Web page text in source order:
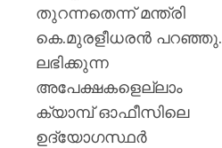
തുറന്നതെന്ന് മന്ത്രി
കെ.മുരളീധരൻ പറഞ്ഞു.
ലഭിക്കുന്ന
അപേക്ഷകളെല്ലാം
ക്യാമ്പ് ഓഫീസിലെ
ഉദ്യോഗസ്ഥർ